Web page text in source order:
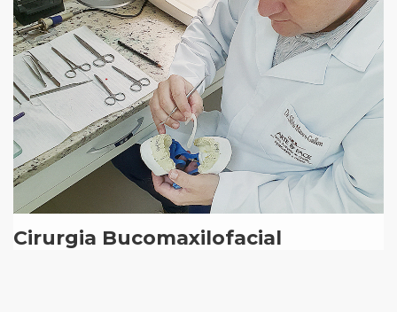
Cirurgia Bucomaxilofacial